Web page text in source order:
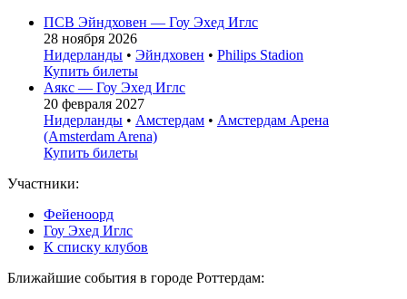
ПСВ Эйндховен — Гоу Эхед Иглс
28 ноября 2026
Нидерланды • Эйндховен • Philips Stadion
Купить билеты
Аякс — Гоу Эхед Иглс
20 февраля 2027
Нидерланды • Амстердам • Амстердам Арена
(Amsterdam Arena)
Купить билеты
Участники:
Фейеноорд
Гоу Эхед Иглс
К списку клубов
Ближайшие события в городе Роттердам: